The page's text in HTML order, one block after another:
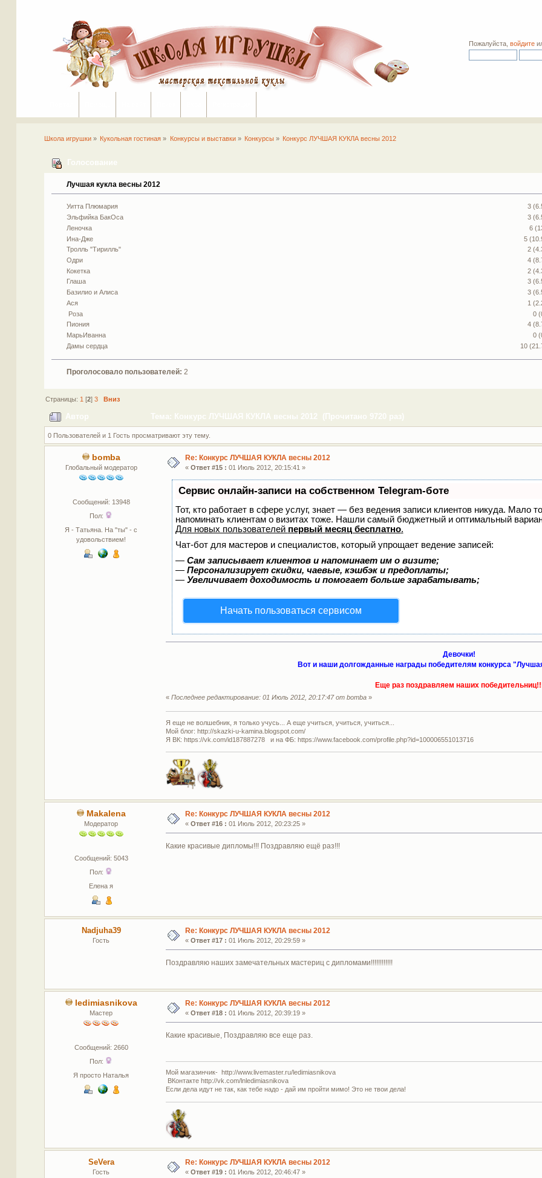
Пожалуйста,войдите
Школа игрушки » Кукольная гостиная » Конкурсы и выставки» Конкурсы » Конкурс ЛУЧШАЯ КУКЛА весны 2012
Голосование
Лучшая кукла весны 2012
Уитта Плюмария
3
Эльфийка БакОса
3
Леночка
6
Ина-Дже
5
Тролль "Тирилль"
2
Одри
4
Кокетка
2
Глаша
3
Базилио и Алиса
3
Ася
1
Роза
0
Пиония
4
МарьИванна
0
Дамы сердца
10
Проголосовало пользователей: 2
Страницы: 1 [2]3 Вниз
Автор Тема: Конкурс ЛУЧШАЯ КУКЛА весны 2012 (Прочитано 9720 раз)
0 Пользователей и 1 Гость просматривают эту тему.
bomba
Глобальный модератор
Сообщений: 13948
Пол:
Я - Татьяна. На "ты" - с
удовольствием!
Re: Конкурс ЛУЧШАЯ КУКЛА весны 2012
« Ответ #15 : 01 Июль 2012, 20:15:41 »
Сервис онлайн-записи на собственном Telegram-боте
Тот, кто работает в сфере услуг, знает — без ведения записи клиентов никуда. Мало
напоминать клиентам о визитах тоже. Нашли самый бюджетный и оптимальный
Для новых пользователей первый месяц бесплатно.
Чат-бот для мастеров и специалистов, который упрощает ведение записей:
— Сам записывает клиентов и напоминает им о визите;
— Персонализирует скидки, чаевые, кэшбэк и предоплаты;
— Увеличивает доходимость и помогает больше зарабатывать;
Начать пользоваться сервисом
Девочки!
Вот и наши долгожданные награды победителям конкурса
Еще раз поздравляем наших
« Последнее редактирование: 01 Июль 2012, 20:17:47 от bomba»
Я еще не волшебник, я только учусь... А еще учиться, учиться, учиться...
Мой блог: http://skazki-u-kamina.blogspot.com/
Я ВК: https://vk.com/id187887278 и на ФБ: https://www.facebook.com/profile.php?id=100006551013716
Makalena
Модератор
Сообщений: 5043
Пол:
Елена я
Re: Конкурс ЛУЧШАЯ КУКЛА весны 2012
« Ответ #16 : 01 Июль 2012, 20:23:25 »
Какие красивые дипломы!!! Поздравляю ещё раз!!!
Nadjuha39
Гость
Re: Конкурс ЛУЧШАЯ КУКЛА весны 2012
« Ответ #17 : 01 Июль 2012, 20:29:59 »
Поздравляю наших замечательных мастериц с дипломами!!!!!!!!!!!!
ledimiasnikova
Мастер
Сообщений: 2660
Пол:
Я просто Наталья
Re: Конкурс ЛУЧШАЯ КУКЛА весны 2012
« Ответ #18 : 01 Июль 2012, 20:39:19 »
Какие красивые, Поздравляю все еще раз.
Мой магазинчик- http://www.livemaster.ru/ledimiasnikova
ВКонтакте http://vk.com/lnledimiasnikova
Если дела идут не так, как тебе надо - дай им пройти мимо! Это не твои дела!
SeVera
Гость
Re: Конкурс ЛУЧШАЯ КУКЛА весны 2012
« Ответ #19 : 01 Июль 2012, 20:46:47 »